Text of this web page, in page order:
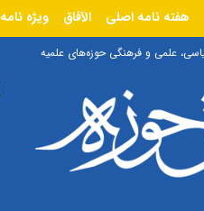
هفته نامه اصلی الآفاق ویژه نامه
علمی و فرهنگی حوزه‌های علمیه